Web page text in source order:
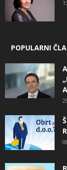
POPULARNI